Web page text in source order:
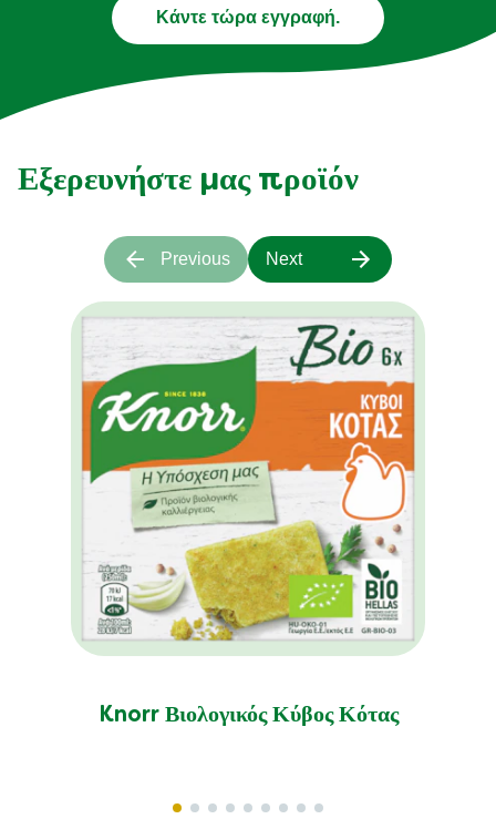
Κάντε τώρα εγγραφή.
Εξερευνήστε μας προϊόν
Knorr Βιολογικός Κύβος Κότας
Previous Next